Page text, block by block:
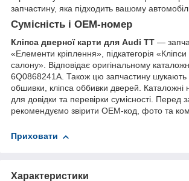
запчастину, яка підходить вашому
Сумісність і OEM-номер
Кліпса дверної карти для Audi TT —
«Елементи кріплення», підкатегорія
салону». Відповідає оригінальному
6Q0868241A. Також цю запчастину шукають
обшивки, кліпса оббивки дверей. Каталожні
для довідки та перевірки сумісності. Перед
рекомендуємо звірити OEM-код, фото та
Приховати
Характеристики